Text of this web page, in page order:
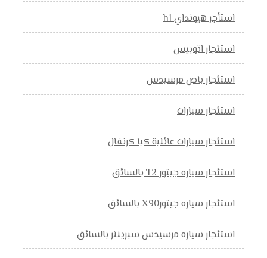
استأجر هيونداي h1
استئجار اتوبيس
استئجار باص مرسيدس
استئجار سيارات
استئجار سيارات عائلية كيا كرنفال
استئجار سياره جيتور T2 بالسائق
استئجار سياره جيتورX90 بالسائق
استئجار سياره مرسيدس سبرينتر بالسائق